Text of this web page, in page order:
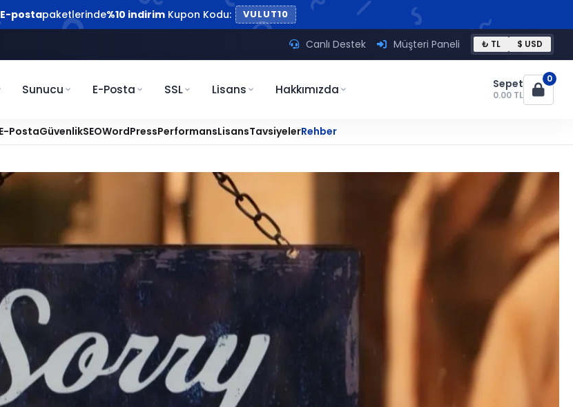
postapaketlerinde%10 indirim Kupon Kodu: VULUT10
Canlı Destek Müşteri Paneli ₺ TL $ USD
Sunucu E-Posta SSL Lisans Hakkımızda Sepet
0.00 TL
0
E-PostaGüvenlikSEOWordPressPerformansLisansTavsiyelerRehber